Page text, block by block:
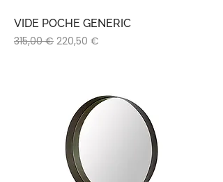
VIDE POCHE GENERIC
Prix original
315,00 € Prix promotionnel
220,50 €